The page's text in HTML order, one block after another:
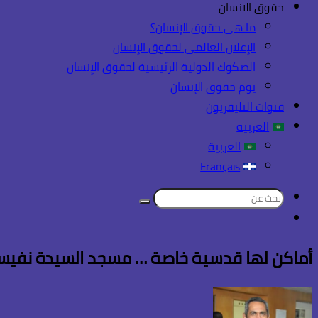
حقوق الانسان
ما هي حقوق الإنسان؟
الإعلان العالمي لحقوق الإنسان
الصكوك الدولية الرئيسية لحقوق الإنسان
يوم حقوق الإنسان
قنوات التليفزيون
العربية
العربية
Français
بحث
أماكن لها قدسية خاصة … مسجد السيدة